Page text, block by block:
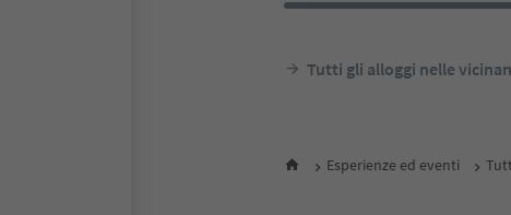
Tutti gli alloggi nelle
Esperienze ed eventi